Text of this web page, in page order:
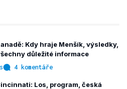
Kdy hraje Menšík, výsledky,
důležité informace
4 komentáře
Los, program, česká